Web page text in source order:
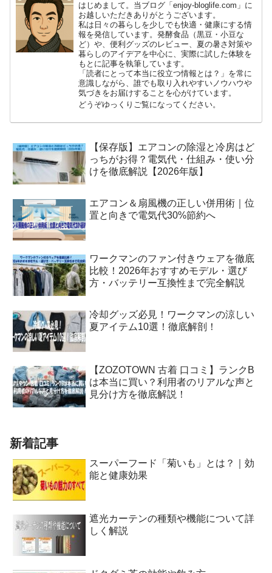
はじめまして。当ブログ「enjoy-bloglife.com」に
お越しいただきありがとうございます。
私は日々の暮らしを少しでも快適・健康にする情
報を発信しています。発酵食品（黒豆・小豆な
ど）や、便利グッズのレビュー、夏の暑さ対策や
暮らしのアイデアを中心に、実際に試した体験を
もとに記事を執筆しています。
「読者にとって本当に役立つ情報とは？」を常に
意識しながら、誰でも取り入れやすいノウハウや
気づきをお届けすることを心がけています。
どうぞゆっくりご覧になってください。
【保存版】エアコンの除湿と冷房はど
っちがお得？電気代・仕組み・使い分
けを徹底解説【2026年版】
エアコン＆扇風機の正しい併用術｜位
置と向きで電気代30%節約へ
ワークマンのファン付きウェアを徹底
比較！2026年おすすめモデル・選び
方・バッテリー互換性まで完全解説
冷却グッズ必見！ワークマンの涼しい
夏アイテム10選！徹底解剖！
【ZOZOTOWN 古着 口コミ】ランクB
は本当に買い？利用者のリアルな声と
見分け方を徹底解説！
新着記事
スーパーフード「菊いも」とは？｜効
能と健康効果
遮光カーテンの種類や機能について詳
しく解説